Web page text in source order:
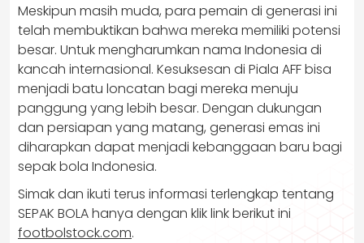
Meskipun masih muda, para pemain di generasi ini
telah membuktikan bahwa mereka memiliki potensi
besar. Untuk mengharumkan nama Indonesia di
kancah internasional. Kesuksesan di Piala AFF bisa
menjadi batu loncatan bagi mereka menuju
panggung yang lebih besar. Dengan dukungan
dan persiapan yang matang, generasi emas ini
diharapkan dapat menjadi kebanggaan baru bagi
sepak bola Indonesia.
Simak dan ikuti terus informasi terlengkap tentang
SEPAK BOLA hanya dengan klik link berikut ini
footbolstock.com.